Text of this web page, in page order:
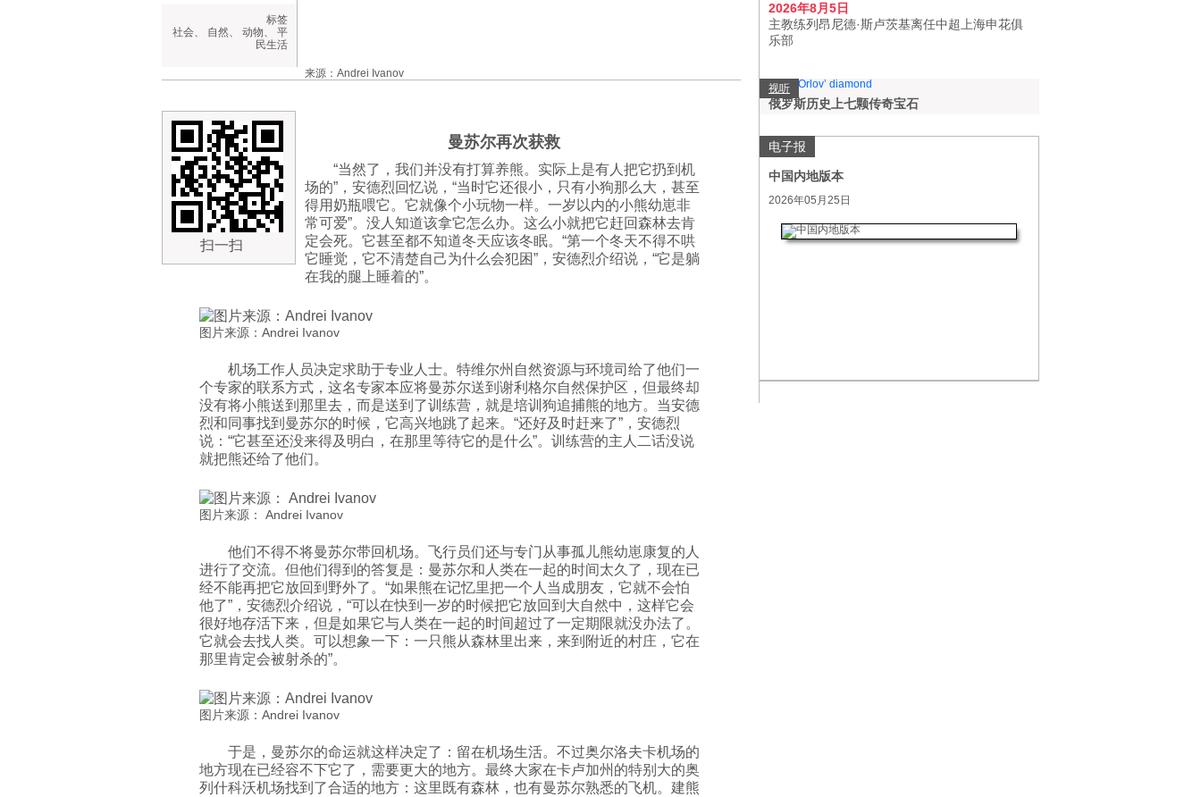
标签
社会、 自然、 动物、 平
民生活
来源：Andrei Ivanov
扫一扫
曼苏尔再次获救
“当然了，我们并没有打算养熊。实际上是有人把它扔到机
场的”，安德烈回忆说，“当时它还很小，只有小狗那么大，甚至
得用奶瓶喂它。它就像个小玩物一样。一岁以内的小熊幼崽非
常可爱”。没人知道该拿它怎么办。这么小就把它赶回森林去肯
定会死。它甚至都不知道冬天应该冬眠。“第一个冬天不得不哄
它睡觉，它不清楚自己为什么会犯困”，安德烈介绍说，“它是躺
在我的腿上睡着的”。
图片来源：Andrei Ivanov
机场工作人员决定求助于专业人士。特维尔州自然资源与环境司给了他们一
个专家的联系方式，这名专家本应将曼苏尔送到谢利格尔自然保护区，但最终却
没有将小熊送到那里去，而是送到了训练营，就是培训狗追捕熊的地方。当安德
烈和同事找到曼苏尔的时候，它高兴地跳了起来。“还好及时赶来了”，安德烈
说：“它甚至还没来得及明白，在那里等待它的是什么”。训练营的主人二话没说
就把熊还给了他们。
图片来源： Andrei Ivanov
他们不得不将曼苏尔带回机场。飞行员们还与专门从事孤儿熊幼崽康复的人
进行了交流。但他们得到的答复是：曼苏尔和人类在一起的时间太久了，现在已
经不能再把它放回到野外了。“如果熊在记忆里把一个人当成朋友，它就不会怕
他了”，安德烈介绍说，“可以在快到一岁的时候把它放回到大自然中，这样它会
很好地存活下来，但是如果它与人类在一起的时间超过了一定期限就没办法了。
它就会去找人类。可以想象一下：一只熊从森林里出来，来到附近的村庄，它在
那里肯定会被射杀的”。
图片来源：Andrei Ivanov
于是，曼苏尔的命运就这样决定了：留在机场生活。不过奥尔洛夫卡机场的
地方现在已经容不下它了，需要更大的地方。最终大家在卡卢加州的特别大的奥
列什科沃机场找到了合适的地方：这里既有森林，也有曼苏尔熟悉的飞机。建熊
2026年8月5日
主教练列昂尼德·斯卢茨基离任中超上海申花俱
乐部
视听
俄罗斯历史上七颗传奇宝石
电子报
中国内地版本
2026年05月25日